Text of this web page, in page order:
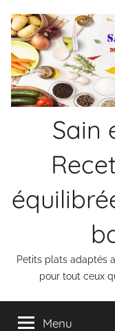
au
contenu
Sain
Petits plats adaptés
pour tout ceux
Menu